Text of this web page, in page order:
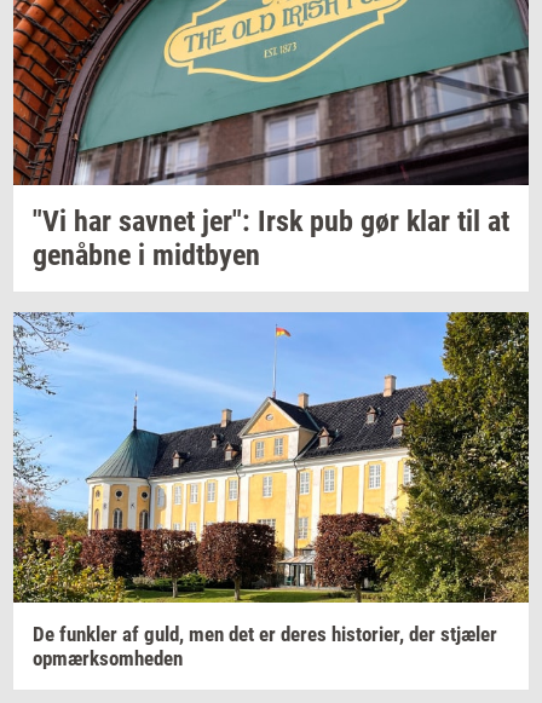
"Vi har sav­net jer": Irsk pub gør klar til at
genåb­ne i midt­by­en
De funk­ler af guld, men det er deres hi­sto­ri­er, der stjæ­ler
op­mærk­som­he­den